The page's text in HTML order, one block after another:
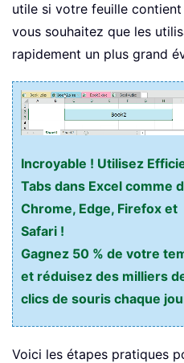
utile si votre feuille
vous souhaitez que les
rapidement un plus grand
Incroyable ! Utilisez
Tabs dans Excel comme
Chrome, Edge, Firefox et
Safari !
Gagnez 50 % de votre
et réduisez des milliers
clics de souris chaque
Voici les étapes pratiques